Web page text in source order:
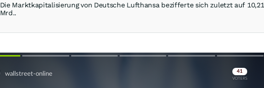
Die Marktkapitalisierung von Deutsche Lufthansa bezifferte sich zuletzt auf 10,21
Mrd..
Skip